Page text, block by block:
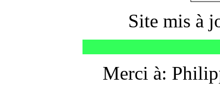
Site mis à
Merci à: